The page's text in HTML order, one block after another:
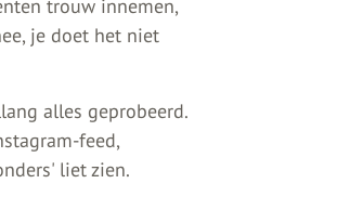
trouw innemen,
je doet het niet
alles geprobeerd.
feed,
liet zien.